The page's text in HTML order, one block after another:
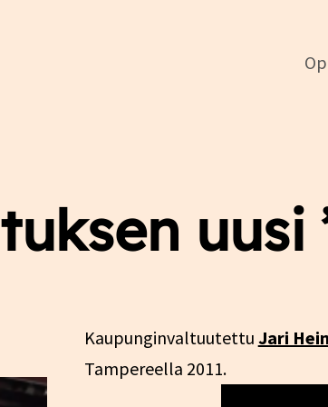
uusi
Kaupunginvaltuutettu Jari
Tampereella 2011.